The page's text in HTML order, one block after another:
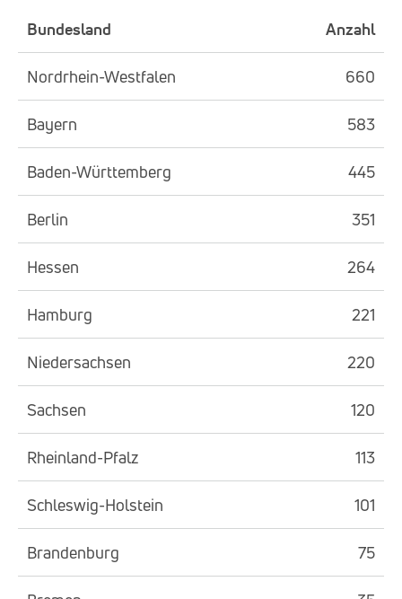
Bundesland Anzahl
Nordrhein-Westfalen 660
Bayern 583
Baden-Württemberg 445
Berlin 351
Hessen 264
Hamburg 221
Niedersachsen 220
Sachsen 120
Rheinland-Pfalz 113
Schleswig-Holstein 101
Brandenburg 75